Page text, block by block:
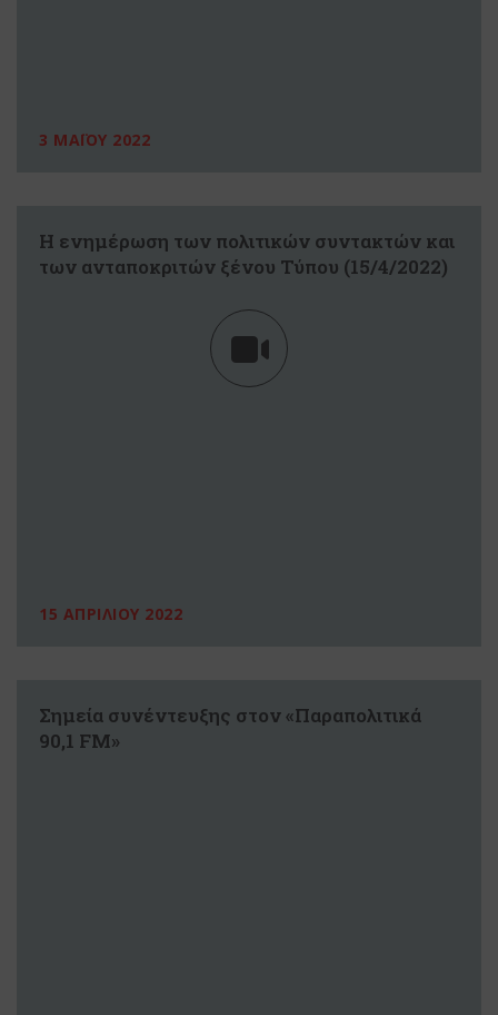
3 ΜΑΪΟΥ 2022
Η ενημέρωση των πολιτικών συντακτών και
των ανταποκριτών ξένου Τύπου (15/4/2022)
15 ΑΠΡΙΛΙΟΥ 2022
Σημεία συνέντευξης στον «Παραπολιτικά
90,1 FM»